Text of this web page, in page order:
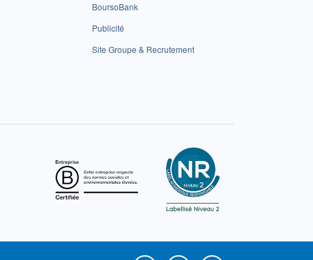
BoursoBank
Publicité
Site Groupe & Recrutement